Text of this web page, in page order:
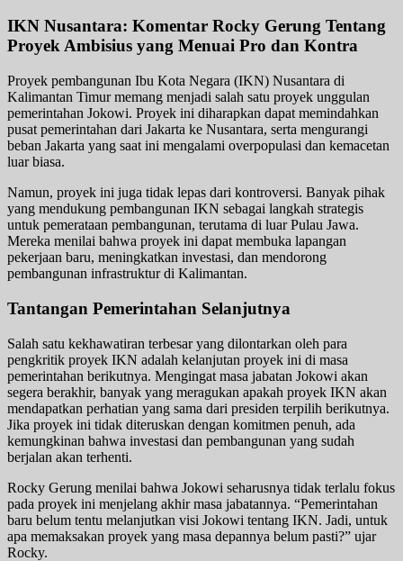
IKN Nusantara: Komentar Rocky Gerung Tentang
Proyek Ambisius yang Menuai Pro dan Kontra
Proyek pembangunan Ibu Kota Negara (IKN) Nusantara di
Kalimantan Timur memang menjadi salah satu proyek unggulan
pemerintahan Jokowi. Proyek ini diharapkan dapat memindahkan
pusat pemerintahan dari Jakarta ke Nusantara, serta mengurangi
beban Jakarta yang saat ini mengalami overpopulasi dan kemacetan
luar biasa.
Namun, proyek ini juga tidak lepas dari kontroversi. Banyak pihak
yang mendukung pembangunan IKN sebagai langkah strategis
untuk pemerataan pembangunan, terutama di luar Pulau Jawa.
Mereka menilai bahwa proyek ini dapat membuka lapangan
pekerjaan baru, meningkatkan investasi, dan mendorong
pembangunan infrastruktur di Kalimantan.
Tantangan Pemerintahan Selanjutnya
Salah satu kekhawatiran terbesar yang dilontarkan oleh para
pengkritik proyek IKN adalah kelanjutan proyek ini di masa
pemerintahan berikutnya. Mengingat masa jabatan Jokowi akan
segera berakhir, banyak yang meragukan apakah proyek IKN akan
mendapatkan perhatian yang sama dari presiden terpilih berikutnya.
Jika proyek ini tidak diteruskan dengan komitmen penuh, ada
kemungkinan bahwa investasi dan pembangunan yang sudah
berjalan akan terhenti.
Rocky Gerung menilai bahwa Jokowi seharusnya tidak terlalu fokus
pada proyek ini menjelang akhir masa jabatannya. “Pemerintahan
baru belum tentu melanjutkan visi Jokowi tentang IKN. Jadi, untuk
apa memaksakan proyek yang masa depannya belum pasti?” ujar
Rocky.